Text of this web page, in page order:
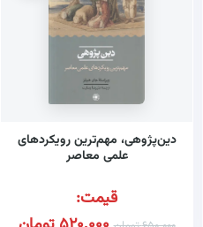
دین‌پژوهی، مهم‌ترین رویکردهای
علمی معاصر
قیمت: